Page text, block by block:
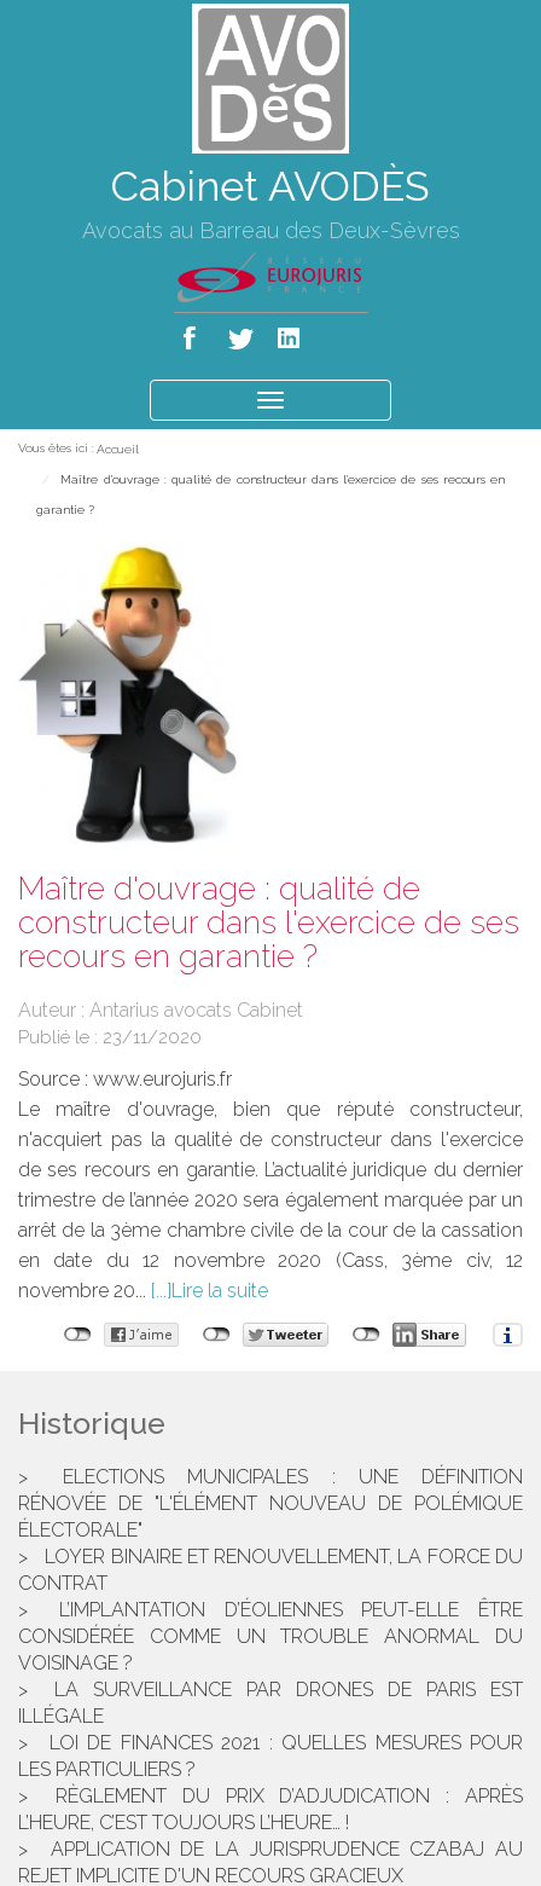
Cabinet AVODÈS
Avocats au Barreau des Deux-Sèvres
le
Vous êtes ici : Accueil
Maître d'ouvrage : qualité de constructeur dans l'exercice de ses recours en
garantie ?
Maître d'ouvrage : qualité de
constructeur dans l'exercice de ses
recours en garantie ?
Auteur : Antarius avocats Cabinet
Publié le : 23/11/2020
Source : www.eurojuris.fr
Le maître d'ouvrage, bien que réputé constructeur,
n'acquiert pas la qualité de constructeur dans l'exercice
de ses recours en garantie. L’actualité juridique du dernier
trimestre de l’année 2020 sera également marquée par un
arrêt de la 3ème chambre civile de la cour de la cassation
en date du 12 novembre 2020 (Cass, 3ème civ, 12
novembre 20...
Lire la suite
Historique
ELECTIONS MUNICIPALES : UNE DÉFINITION
RÉNOVÉE DE "L'ÉLÉMENT NOUVEAU DE POLÉMIQUE
ÉLECTORALE"
LOYER BINAIRE ET RENOUVELLEMENT, LA FORCE DU
CONTRAT
L’IMPLANTATION D’ÉOLIENNES PEUT-ELLE ÊTRE
CONSIDÉRÉE COMME UN TROUBLE ANORMAL DU
VOISINAGE ?
LA SURVEILLANCE PAR DRONES DE PARIS EST
ILLÉGALE
LOI DE FINANCES 2021 : QUELLES MESURES POUR
LES PARTICULIERS ?
RÈGLEMENT DU PRIX D’ADJUDICATION : APRÈS
L’HEURE, C’EST TOUJOURS L’HEURE… !
APPLICATION DE LA JURISPRUDENCE CZABAJ AU
REJET IMPLICITE D'UN RECOURS GRACIEUX